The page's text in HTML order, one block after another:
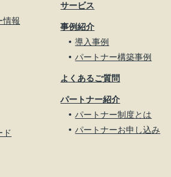
情報
ド
サービス
事例紹介
導入事例
パートナー構築事例
よくあるご質問
パートナー紹介
パートナー制度とは
パートナーお申し込み